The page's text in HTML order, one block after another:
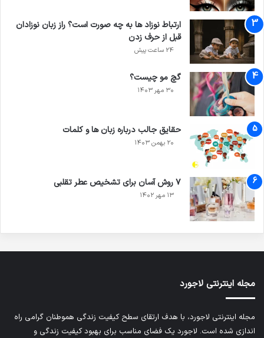
ارتباط نوزاد ها به چه صورت است؟ راز زبان نوزادان
قبل از حرف زدن
24 ساعت پیش
گچ مو چیست؟
۳۰ مهر ۱۴۰۳
حقایق جالب درباره زبان ها و کلمات
۲۰ بهمن ۱۴۰۳
۷ روش آسان برای تشخیص عطر تقلبی
۱۳ مهر ۱۴۰۲
مجله اینترنتی لاجورد
مجله اینترنتی لاجورد، با هدف ارتقای سطح کیفیت زندگی هموطنان گرامی راه
اندازی شده است. لاجورد یک فضای مناسب برای بهبود کیفیت زندگی و